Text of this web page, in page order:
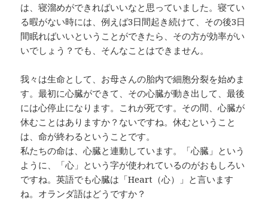
は、寝溜めができればいいなと思っていました。寝てい
る暇がない時には、例えば3日間起き続けて、その後3日
間眠ればいいということができたら、その方が効率がい
いでしょう？でも、そんなことはできません。
我々は生命として、お母さんの胎内で細胞分裂を始めま
す。最初に心臓ができて、その心臓が動き出して、最後
には心停止になります。これが死です。その間、心臓が
休むことはありますか？ないですね。休むということ
は、命が終わるということです。
私たちの命は、心臓と連動しています。「心臓」という
ように、「心」という字が使われているのがおもしろい
ですね。英語でも心臓は「Heart（心）」と言います
ね。オランダ語はどうですか？